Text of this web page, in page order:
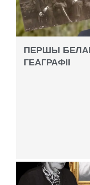
ПЕРШЫ
ГЕАГРАФІІ